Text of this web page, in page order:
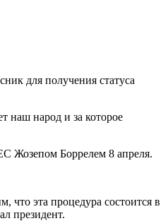
для получения статуса
наш народ и за которое
Жозепом Боррелем 8 апреля.
эта процедура состоится в
президент.